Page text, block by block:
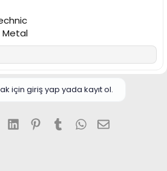
Metal
için giriş yap yada kayıt ol.
LinkedInPinterest
TumblrWhatsApp
E-posta